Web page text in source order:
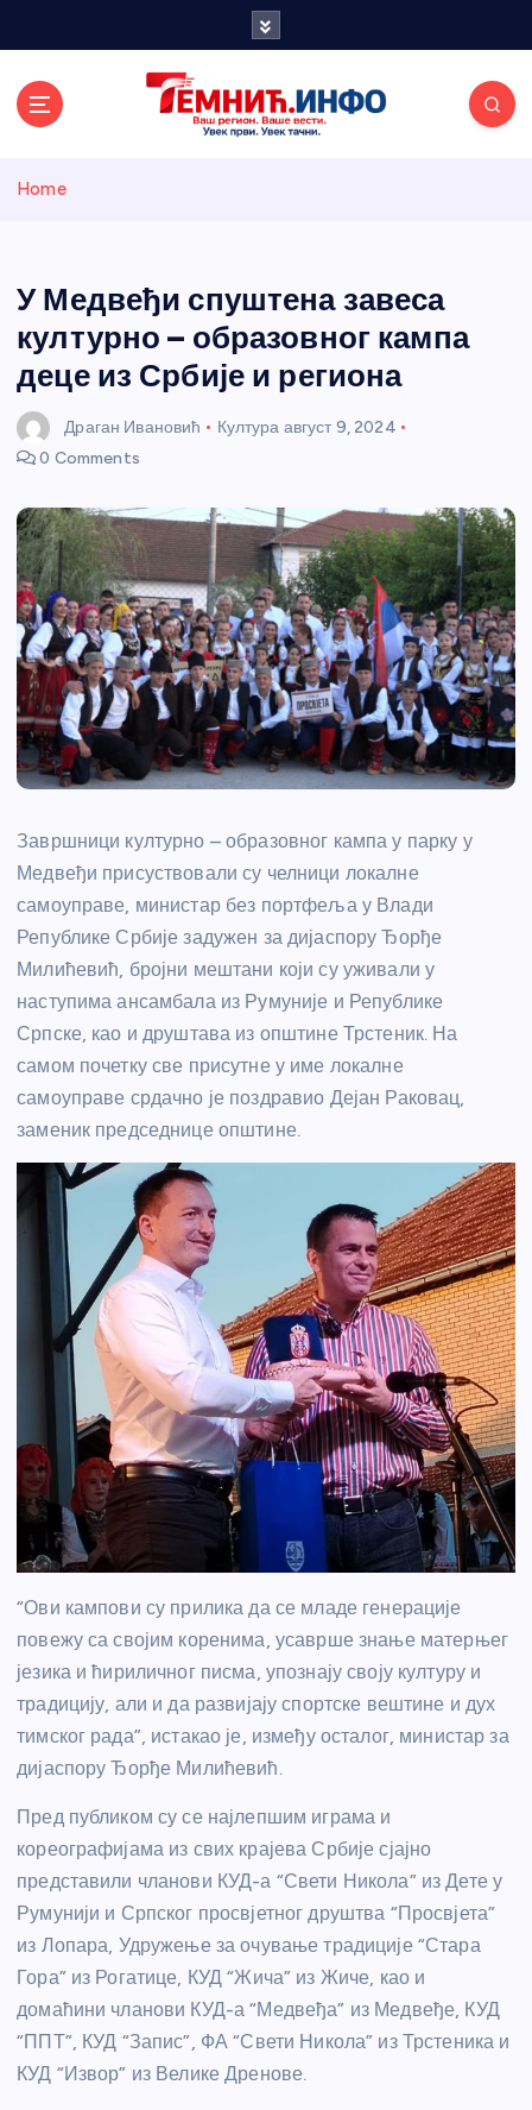
и портал
Home
У Медвеђи спуштена завеса
културно – образовног кампа
деце из Србије и региона
Драган Ивановић Култура август 9, 2024
0 Comments
Завршници културно – образовног кампа у парку у
Медвеђи присуствовали су челници локалне
самоуправе, министар без портфеља у Влади
Републике Србије задужен за дијаспору Ђорђе
Милићевић, бројни мештани који су уживали у
наступима ансамбала из Румуније и Републике
Српске, као и друштава из општине Трстеник. На
самом почетку све присутне у име локалне
самоуправе срдачно је поздравио Дејан Раковац,
заменик председнице општине.
“Ови кампови су прилика да се младе генерације
повежу са својим коренима, усаврше знање матерњег
језика и ћириличног писма, упознају своју културу и
традицију, али и да развијају спортске вештине и дух
тимског рада”, истакао је, између осталог, министар за
дијаспору Ђорђе Милићевић.
Пред публиком су се најлепшим играма и
кореографијама из свих крајева Србије сјајно
представили чланови КУД-а “Свети Никола” из Дете у
Румунији и Српског просвјетног друштва “Просвјета”
из Лопара, Удружење за очување традиције “Стара
Гора” из Рогатице, КУД “Жича” из Жиче, као и
домаћини чланови КУД-а “Медвеђа” из Медвеђе, КУД
“ППТ”, КУД “Запис”, ФА “Свети Никола” из Трстеника и
КУД “Извор” из Велике Дренове.